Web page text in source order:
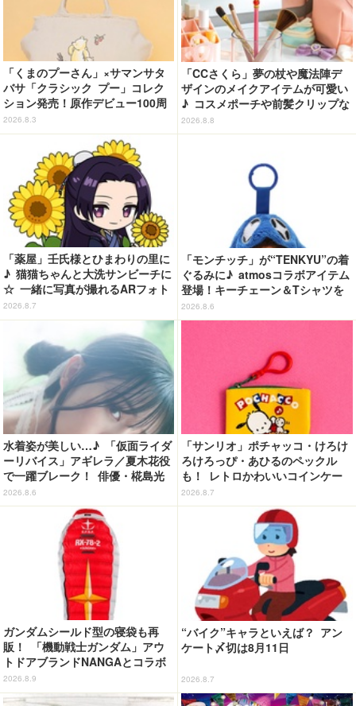
「くまのプーさん」×サマンサタ
バサ「クラシック プー」コレク
ション発売！原作デビュー100周
年記念でハンドバッグや財布など
全6種が登場
2026.8.3
「CCさくら」夢の杖や魔法陣デ
ザインのメイクアイテムが可愛い
♪ コスメポーチや前髪クリップな
ど…毎日使いたい!!「タイトーく
じ」【8月28日～】
2026.8.8
「薬屋」壬氏様とひまわりの里に
♪ 猫猫ちゃんと大洗サンビーチに
☆ 一緒に写真が撮れるARフォト
スポット企画「猫猫・壬氏と夏巡
り」開催【茨城県】
2026.8.7
「モンチッチ」が“TENKYU”の着
ぐるみに♪ atmosコラボアイテム
登場！キーチェーン＆Tシャツを
展開
2026.8.6
水着姿が美しい…♪ 「仮面ライダ
ーリバイス」アギレラ／夏木花役
で一躍ブレーク！ 俳優・椛島光
の2nd写真集が予約開始
2026.8.6
「サンリオ」ポチャッコ・けろけ
ろけろっぴ・あひるのペックル
も！ レトロかわいいコインケー
ス第2弾がカプセルトイに登場♪
2026.8.7
ガンダムシールド型の寝袋も再
販！ 「機動戦士ガンダム」アウ
トドアブランドNANGAとコラボ
したアパレルがカッコいい！ 日
常使いしやすいシンプルなデザイ
2026.8.9
“バイク”キャラといえば？ アン
ケート〆切は8月11日
2026.8.7